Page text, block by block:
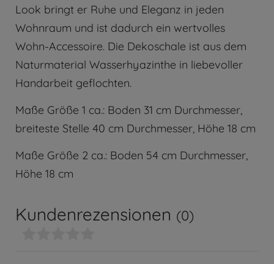
Look bringt er Ruhe und Eleganz in jeden
Wohnraum und ist dadurch ein wertvolles
Wohn-Accessoire. Die Dekoschale ist aus dem
Naturmaterial Wasserhyazinthe in liebevoller
Handarbeit geflochten.
Maße Größe 1 ca.: Boden 31 cm Durchmesser,
breiteste Stelle 40 cm Durchmesser, Höhe 18 cm
Maße Größe 2 ca.: Boden 54 cm Durchmesser,
Höhe 18 cm
Kundenrezensionen (0)